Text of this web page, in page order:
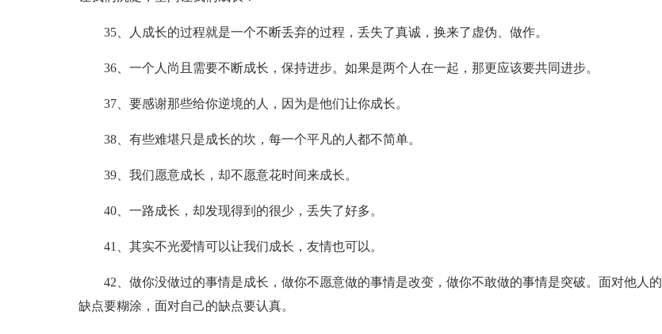
35、人成长的过程就是一个不断丢弃的过程，丢失了真诚，换来了虚伪、做作。
36、一个人尚且需要不断成长，保持进步。如果是两个人在一起，那更应该要共同进步。
37、要感谢那些给你逆境的人，因为是他们让你成长。
38、有些难堪只是成长的坎，每一个平凡的人都不简单。
39、我们愿意成长，却不愿意花时间来成长。
40、一路成长，却发现得到的很少，丢失了好多。
41、其实不光爱情可以让我们成长，友情也可以。
42、做你没做过的事情是成长，做你不愿意做的事情是改变，做你不敢做的事情是突破。面对他人的
缺点要糊涂，面对自己的缺点要认真。